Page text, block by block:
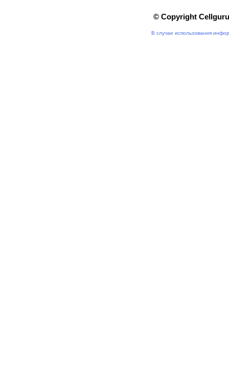
© Copyright
В случае использования